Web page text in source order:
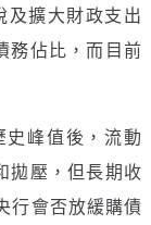
擴大財政支出
務佔比，而目前
峰值後，流動
拋壓，但長期收
行會否放緩購債